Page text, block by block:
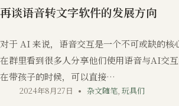
再谈语音转文字软件的发展方向
对于 AI 来说，语音交互是一个不可或缺的核
在群里看到很多人分享他们使用语音与AI交互
在带孩子的时候，可以直接…
2024年8月27日 杂文随笔, 玩具们